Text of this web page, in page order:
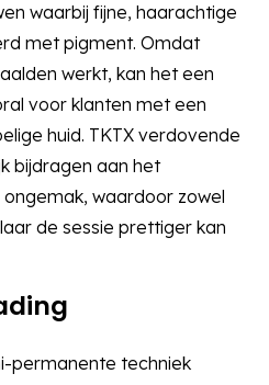
waarbij fijne, haarachtige
met pigment. Omdat
werkt, kan het een
voor klanten met een
huid. TKTX verdovende
bijdragen aan het
waardoor zowel
de sessie prettiger kan
permanente techniek